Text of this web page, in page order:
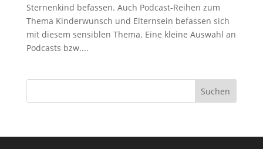
Sternenkind befassen. Auch Podcast-Reihen zum
Thema Kinderwunsch und Elternsein befassen sich
mit diesem sensiblen Thema. Eine kleine Auswahl an
Podcasts bzw....